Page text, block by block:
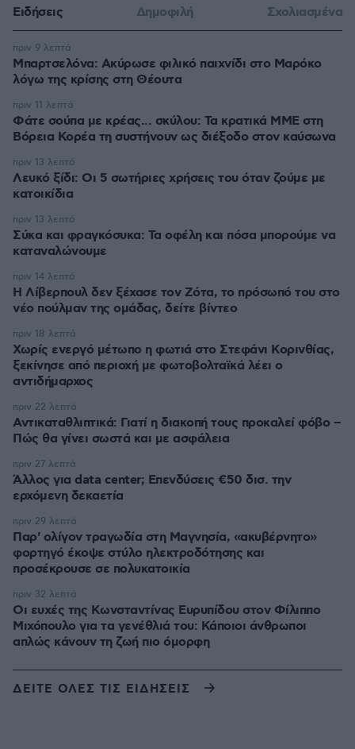
Ειδήσεις Δημοφιλή Σχολιασμένα
Μπαρτσελόνα: Ακύρωσε φιλικό παιχνίδι στο Μαρόκο
λόγω της κρίσης στη Θέουτα
πριν 9 λεπτά
Φάτε σούπα με κρέας... σκύλου: Τα κρατικά ΜΜΕ στη
Βόρεια Κορέα τη συστήνουν ως διέξοδο στον καύσωνα
πριν 11 λεπτά
Λευκό ξίδι: Οι 5 σωτήριες χρήσεις του όταν ζούμε με
κατοικίδια
πριν 13 λεπτά
Σύκα και φραγκόσυκα: Τα οφέλη και πόσα μπορούμε να
καταναλώνουμε
πριν 13 λεπτά
Η Λίβερπουλ δεν ξέχασε τον Ζότα, το πρόσωπό του στο
νέο πούλμαν της ομάδας, δείτε βίντεο
πριν 14 λεπτά
Χωρίς ενεργό μέτωπο η φωτιά στο Στεφάνι Κορινθίας,
ξεκίνησε από περιοχή με φωτοβολταϊκά λέει ο
αντιδήμαρχος
πριν 18 λεπτά
Αντικαταθλιπτικά: Γιατί η διακοπή τους προκαλεί φόβο –
Πώς θα γίνει σωστά και με ασφάλεια
πριν 22 λεπτά
Άλλος για data center; Επενδύσεις €50 δισ. την
ερχόμενη δεκαετία
πριν 27 λεπτά
Παρ' ολίγον τραγωδία στη Μαγνησία, «ακυβέρνητο»
φορτηγό έκοψε στύλο ηλεκτροδότησης και
προσέκρουσε σε πολυκατοικία
πριν 29 λεπτά
Οι ευχές της Κωνσταντίνας Ευρυπίδου στον Φίλιππο
Μιχόπουλο για τα γενέθλιά του: Κάποιοι άνθρωποι
απλώς κάνουν τη ζωή πιο όμορφη
πριν 32 λεπτά
ΔΕΙΤΕ ΟΛΕΣ ΤΙΣ ΕΙΔΗΣΕΙΣ